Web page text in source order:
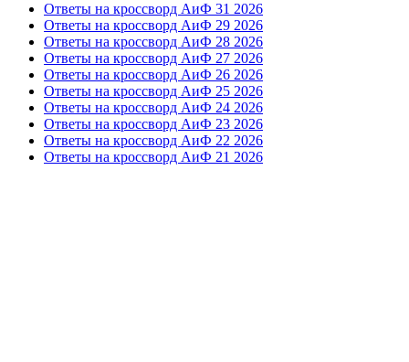
Ответы на кроссворд АиФ 31 2026
Ответы на кроссворд АиФ 29 2026
Ответы на кроссворд АиФ 28 2026
Ответы на кроссворд АиФ 27 2026
Ответы на кроссворд АиФ 26 2026
Ответы на кроссворд АиФ 25 2026
Ответы на кроссворд АиФ 24 2026
Ответы на кроссворд АиФ 23 2026
Ответы на кроссворд АиФ 22 2026
Ответы на кроссворд АиФ 21 2026